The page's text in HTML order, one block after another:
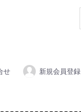
せ 新規会員登録